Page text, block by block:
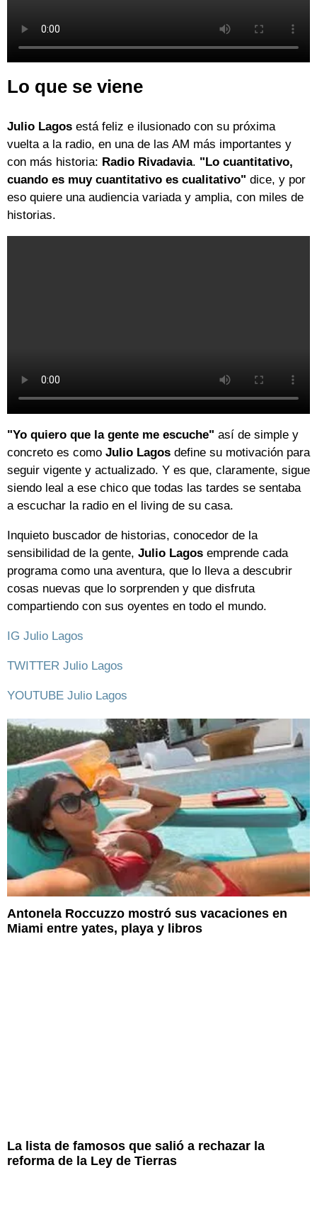
Lo que se viene
Julio Lagos está feliz e ilusionado con su próxima
vuelta a la radio, en una de las AM más importantes y
con más historia: Radio Rivadavia. "Lo cuantitativo,
cuando es muy cuantitativo es cualitativo" dice, y por
eso quiere una audiencia variada y amplia, con miles de
historias.
"Yo quiero que la gente me escuche" así de simple y
concreto es como Julio Lagos define su motivación para
seguir vigente y actualizado. Y es que, claramente, sigue
siendo leal a ese chico que todas las tardes se sentaba
a escuchar la radio en el living de su casa.
Inquieto buscador de historias, conocedor de la
sensibilidad de la gente, Julio Lagos emprende cada
programa como una aventura, que lo lleva a descubrir
cosas nuevas que lo sorprenden y que disfruta
compartiendo con sus oyentes en todo el mundo.
IG Julio Lagos
TWITTER Julio Lagos
YOUTUBE Julio Lagos
Antonela Roccuzzo mostró sus vacaciones en
Miami entre yates, playa y libros
La lista de famosos que salió a rechazar la
reforma de la Ley de Tierras